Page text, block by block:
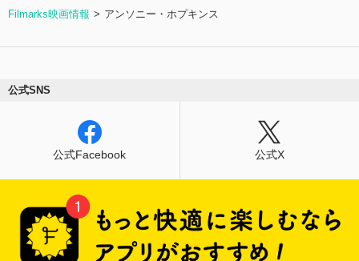
Filmarks映画情報 アンソニー・ホプキンス
公式SNS
公式Facebook 公式X